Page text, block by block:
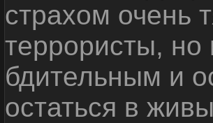
страхом очень
террористы,
бдительным и
остаться в